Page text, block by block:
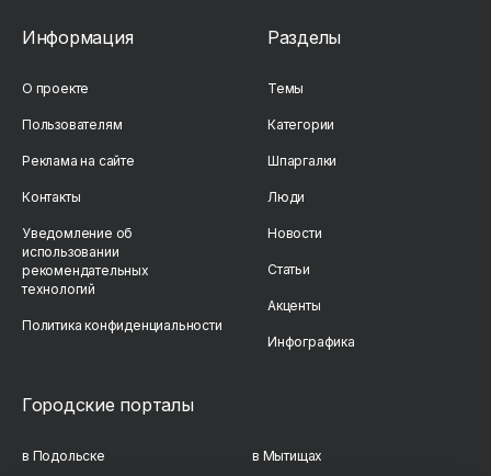
Информация
О проекте
Пользователям
Реклама на сайте
Контакты
Уведомление об
использовании
рекомендательных
технологий
Политика конфиденциальности
Разделы
Темы
Категории
Шпаргалки
Люди
Новости
Статьи
Акценты
Инфографика
Городские порталы
в Подольске в Мытищах